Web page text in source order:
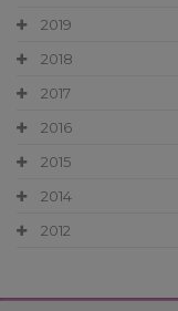
2019
2018
2017
2016
2015
2014
2012